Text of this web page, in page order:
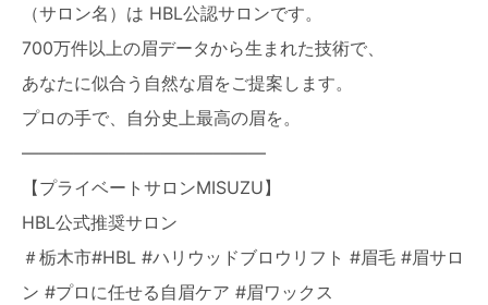
（サロン名）は HBL公認サロンです。
700万件以上の眉データから生まれた技術で、
あなたに似合う自然な眉をご提案します。
プロの手で、自分史上最高の眉を。
――――――――――――――
【プライベートサロンMISUZU】
HBL公式推奨サロン
＃栃木市#HBL #ハリウッドブロウリフト #眉毛 #眉サロ
ン #プロに任せる自眉ケア #眉ワックス